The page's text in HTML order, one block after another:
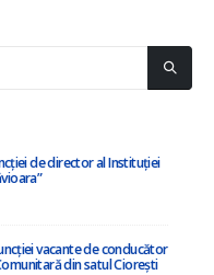
Nisporeni, comuna Vărzărești,
satul Vînători, comuna